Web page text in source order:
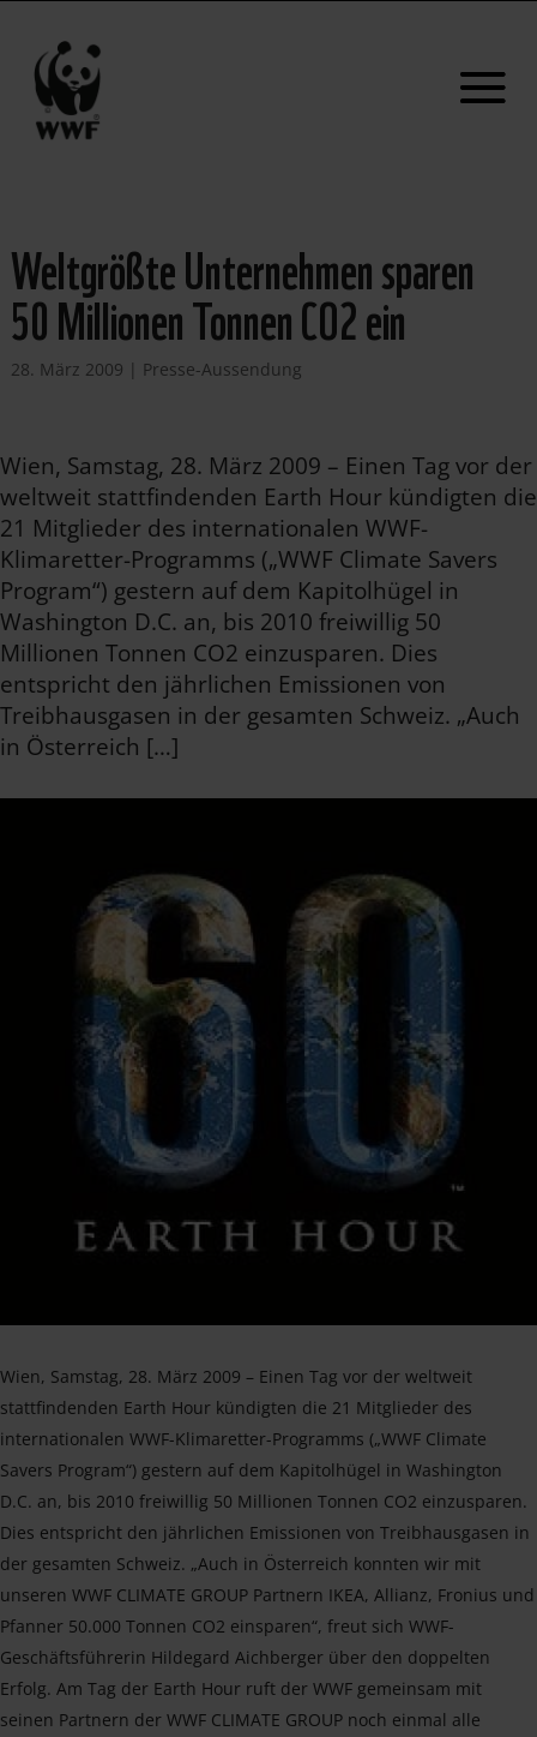
Weltgrößte Unternehmen sparen
50 Millionen Tonnen CO2 ein
28. März 2009 | Presse-Aussendung
Wien, Samstag, 28. März 2009 – Einen Tag vor der
weltweit stattfindenden Earth Hour kündigten die
21 Mitglieder des internationalen WWF-
Klimaretter-Programms („WWF Climate Savers
Program“) gestern auf dem Kapitolhügel in
Washington D.C. an, bis 2010 freiwillig 50
Millionen Tonnen CO2 einzusparen. Dies
entspricht den jährlichen Emissionen von
Treibhausgasen in der gesamten Schweiz. „Auch
in Österreich […]
Wien, Samstag, 28. März 2009 – Einen Tag vor der weltweit
stattfindenden Earth Hour kündigten die 21 Mitglieder des
internationalen WWF-Klimaretter-Programms („WWF Climate
Savers Program“) gestern auf dem Kapitolhügel in Washington
D.C. an, bis 2010 freiwillig 50 Millionen Tonnen CO2 einzusparen.
Dies entspricht den jährlichen Emissionen von Treibhausgasen in
der gesamten Schweiz. „Auch in Österreich konnten wir mit
unseren WWF CLIMATE GROUP Partnern IKEA, Allianz, Fronius und
Pfanner 50.000 Tonnen CO2 einsparen“, freut sich WWF-
Geschäftsführerin Hildegard Aichberger über den doppelten
Erfolg. Am Tag der Earth Hour ruft der WWF gemeinsam mit
seinen Partnern der WWF CLIMATE GROUP noch einmal alle